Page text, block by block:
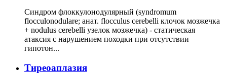
Синдром флоккулонодулярный (syndromum
flocculonodulare; анат. flocculus cerebelli клочок мозжечка
+ nodulus cerebelli узелок мозжечка) - статическая
атаксия с нарушением походки при отсутствии
гипотон...
Тиреоаплазия